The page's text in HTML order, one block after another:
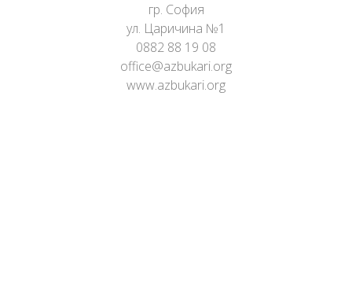
гр. София
ул. Царичина №1
0882 88 19 08
office@azbukari.org
www.azbukari.org